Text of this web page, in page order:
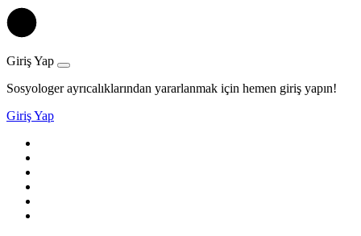
Giriş Yap
Sosyologer ayrıcalıklarından yararlanmak için hemen giriş yapın!
Giriş Yap